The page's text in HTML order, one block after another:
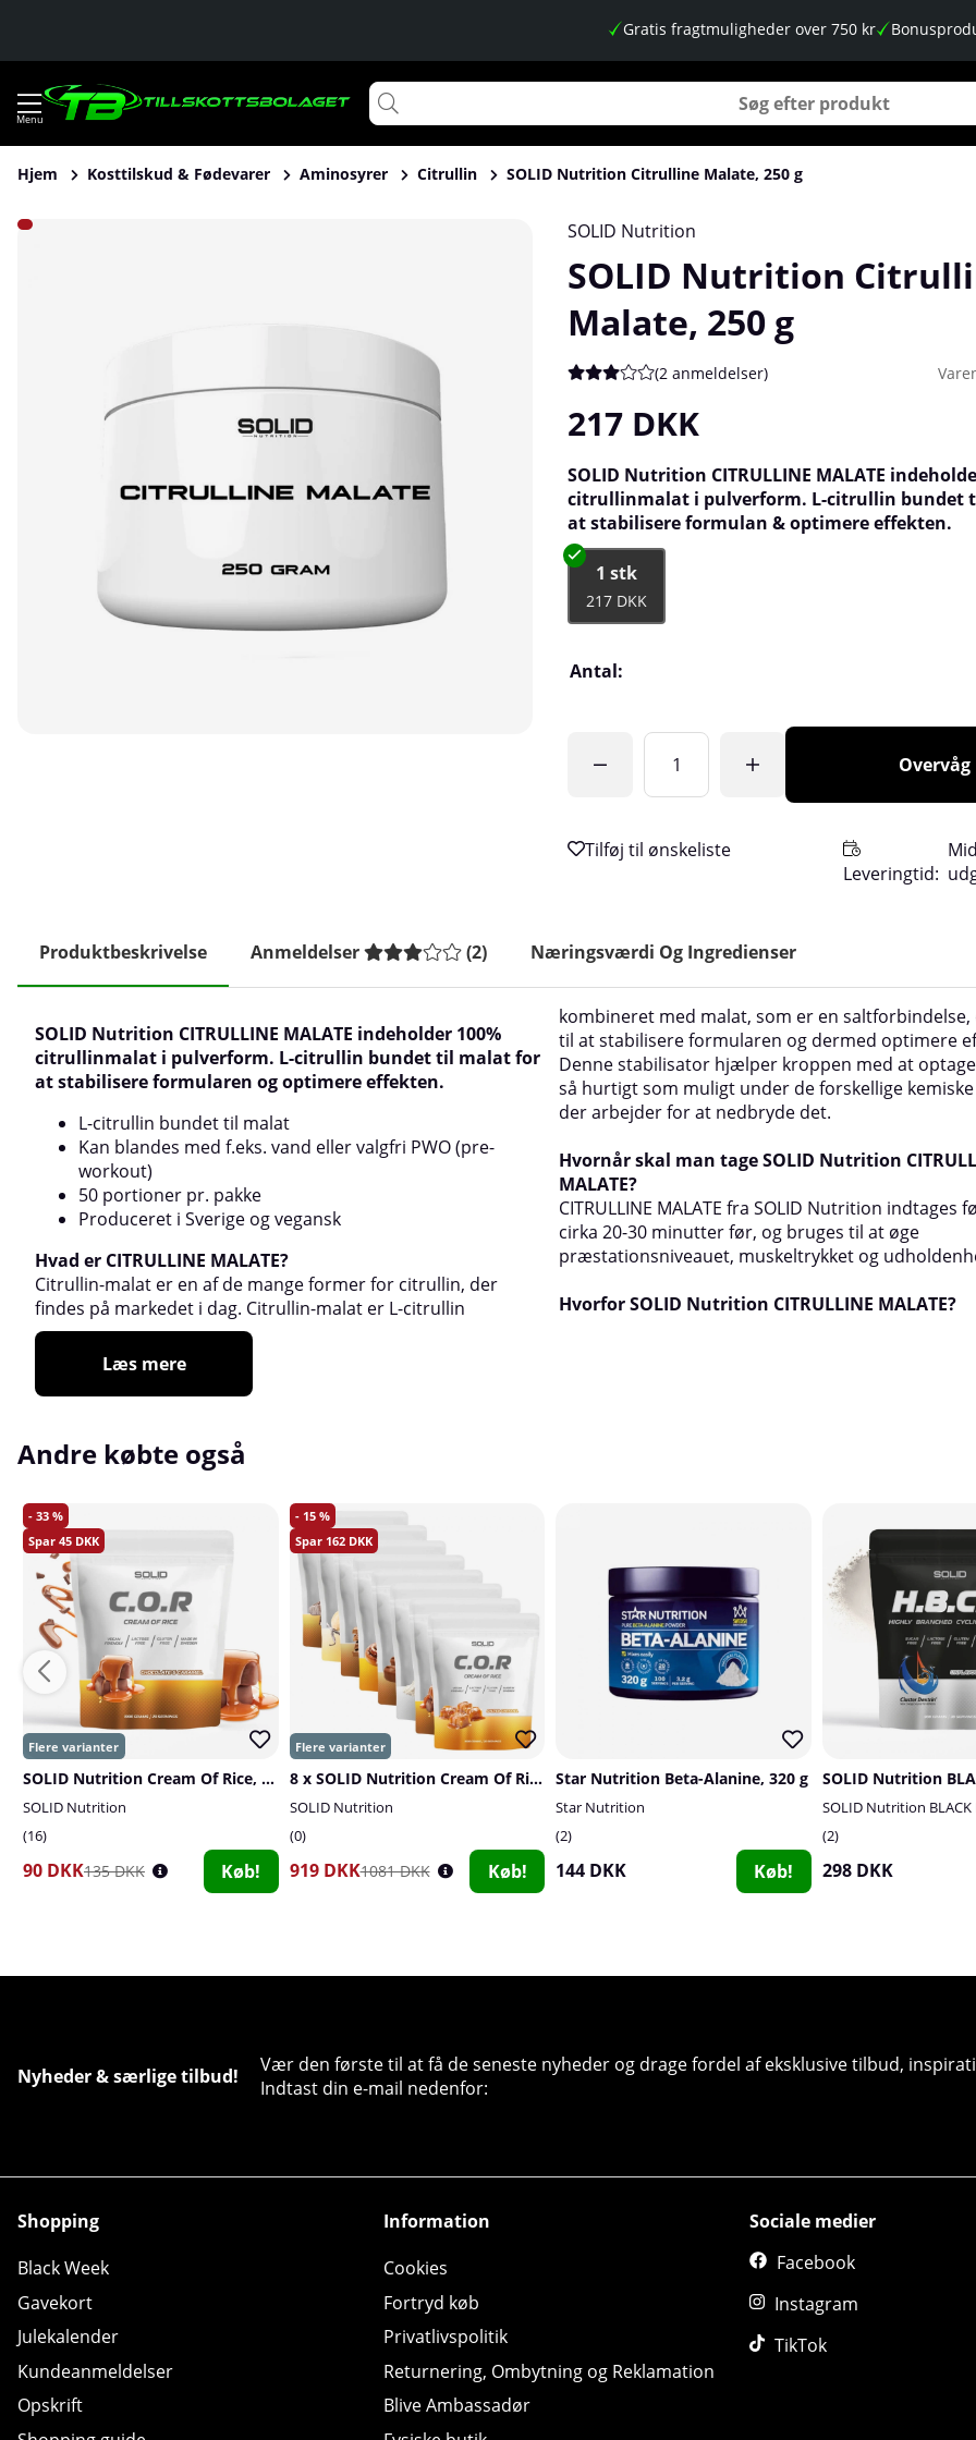
Gratis fragtmuligheder over 750 kr
Hjem Kosttilskud & Fødevarer Aminosyrer Citrullin SOLID Nutrition Citrulline Malate, 250 g
Produktbilleder SOLID Nutrition Citrulline Malate, 250 g SOLID Nutrition
SOLID Nutrition
Malate, 250 g
Gennemsnitlig vurdering 3 ud af 5 Antal vurderinger 2
(2 anmeldelser)
217 DKK
SOLID Nutrition CITRULLINE MALATE
citrullinmalat i pulverform. L-citrullin bundet
at stabilisere formulan & optimere effekten.
1 stk
217 DKK
Antal:
Overvåg
Leveringtid:
Produktbeskrivelse Anmeldelser (2) Næringsværdi Og Ingredienser
SOLID Nutrition CITRULLINE MALATE indeholder 100%
citrullinmalat i pulverform. L-citrullin bundet til malat for
at stabilisere formularen og optimere effekten.
L-citrullin bundet til malat
Kan blandes med f.eks. vand eller valgfri PWO (pre-
workout)
50 portioner pr. pakke
Produceret i Sverige og vegansk
Hvad er CITRULLINE MALATE?
Citrullin-malat er en af de mange former for citrullin, der
findes på markedet i dag. Citrullin-malat er L-citrullin
kombineret med malat, som er en saltforbindelse,
til at stabilisere formularen og dermed optimere
Denne stabilisator hjælper kroppen med at
så hurtigt som muligt under de forskellige
der arbejder for at nedbryde det.
Hvornår skal man tage SOLID Nutrition
MALATE?
CITRULLINE MALATE fra SOLID Nutrition indtages
cirka 20-30 minutter før, og bruges til at øge
præstationsniveauet, muskeltrykket og
Hvorfor SOLID Nutrition CITRULLINE MALATE?
Læs mere
Andre købte også
33
45
SOLID Nutrition Cream Of Rice, 1 kg
SOLID Nutrition
16
90 DKK135 DKK Køb!
15
162
8 x SOLID Nutrition Cream Of Rice, 1 kg
SOLID Nutrition
0
919 DKK1081 DKK Køb!
Star Nutrition Beta-Alanine, 320 g
Star Nutrition
2
144 DKK Køb!
SOLID Nutrition BLACK
2
298 DKK
Nyheder & særlige tilbud!
Vær den første til at få de seneste nyheder og drage fordel af eksklusive tilbud,
Indtast din e-mail nedenfor:
Shopping
Black Week
Gavekort
Julekalender
Kundeanmeldelser
Opskrift
Information
Cookies
Fortryd køb
Privatlivspolitik
Returnering, Ombytning og Reklamation
Blive Ambassadør
Sociale medier
Facebook
Instagram
TikTok